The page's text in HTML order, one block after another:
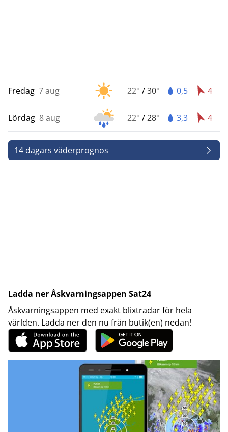
Fredag 7 aug 22° /30° 0,5 4
Lördag 8 aug 22° /28° 3,3 4
14 dagars väderprognos
Ladda ner Åskvarningsappen Sat24
Åskvarningsappen med exakt blixtradar för hela
världen. Ladda ner den nu från butik(en) nedan!